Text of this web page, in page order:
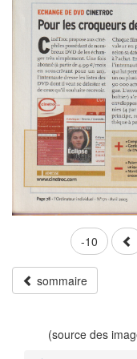
-10
sommaire
(source des